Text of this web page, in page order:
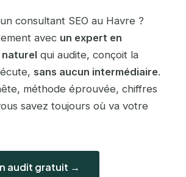
consultant SEO au Havre ?
avec un expert en
qui audite, conçoit la
sans aucun intermédiaire.
méthode éprouvée, chiffres
savez toujours où va votre
audit gratuit →